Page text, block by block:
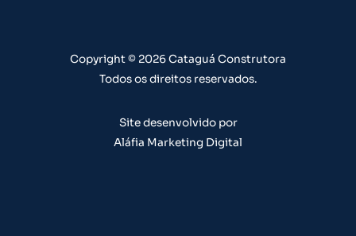
m t
Copyright © 2026 Cataguá Construtora
Todos os direitos reservados.
Site desenvolvido por
Aláfia Marketing Digital